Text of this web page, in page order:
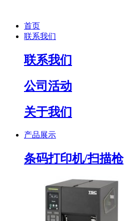
首页
联系我们
联系我们
公司活动
关于我们
产品展示
条码打印机/扫描枪